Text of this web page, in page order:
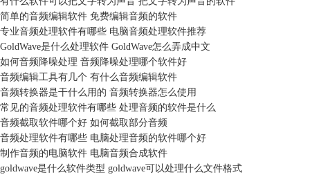
简单的音频编辑软件 免费编辑音频的软件
专业音频处理软件有哪些 电脑音频处理软件推荐
GoldWave是什么处理软件 GoldWave怎么弄成中文
如何音频降噪处理 音频降噪处理哪个软件好
音频编辑工具有几个 有什么音频编辑软件
音频转换器是干什么用的 音频转换器怎么使用
常见的音频处理软件有哪些 处理音频的软件是什么
音频截取软件哪个好 如何截取部分音频
音频处理软件有哪些 电脑处理音频的软件哪个好
制作音频的电脑软件 电脑音频合成软件
goldwave是什么软件类型 goldwave可以处理什么文件格式